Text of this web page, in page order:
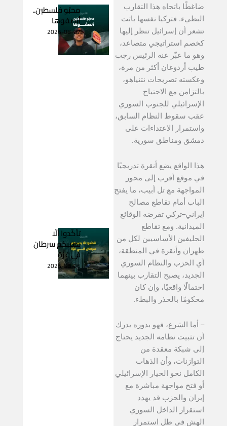
ضاغطًا باتجاه هذا التقارب
البطيء. فتركيا نفسها باتت
تشعر أن إسرائيل تنظر إليها
كخصم استراتيجي متصاعد،
وهو ما عبّر عنه الرئيس رجب
طيب أردوغان أكثر من مرة،
وعكسته تصريحات نتنياهو،
بالتزامن مع الاجتياح
الإسرائيلي للجنوب السوري
عقب سقوط النظام السابق،
واستمرار الاعتداءات على
دمشق ومناطق سورية.
هذا الواقع يضع أنقرة تدريجيًا
في موقع أقرب إلى محور
المواجهة مع تل أبيب، ما يفتح
الباب أمام تقاطع مصالح
إيراني–تركي تفرضه الوقائع
الميدانية. ومع تقاطع
الحليفين الأساسيين لكل من
طهران وأنقرة في المنطقة،
أي الحزب والنظام السوري
الجديد، يصبح التقارب بينهما
احتمالًا واقعيًا، وإن كان
محكومًا بالحذر والبطء.
– أما الشرع، فهو بدوره يدرك
أن تثبيت نظامه الجديد يحتاج
إلى شبكة معقدة من
التوازنات، وأن الذهاب
الكامل نحو الخيار الإسرائيلي
أو فتح مواجهة مباشرة مع
إيران والحزب قد يهدد
استقرار الداخل السوري
الهش في ظل استمرار
محبّو فلسطين..
أنصفوها
2026-08-07
تأكّدوا ألّا
يصيبكم سرطان
في غزّة
2026-08-06